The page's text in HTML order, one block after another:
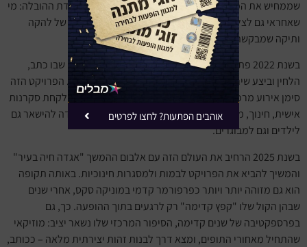
שממחיש את המעבר שלו לאורך השנים מעמדת הנגן לעמדת ההובלה: מי
שאחראי גם לצליל הכולל, לסדר העבודה ולתמונה הרחבה של להקה
ותיקה שמבקשת להישאר רלוונטית.
בשנת 2022 פתח פרק יצירתי חדש עם "אגדה חיה" – מיזם שבו כתב,
הלחין וביצע שירים שכל אחד מהם מוקדש לבעל חיים אחר. הפרויקט הזה
סימן אירוע מרכזי בחייו כי הוא לא רק אלבום, אלא תפיסה: לקחת סקרנות
אישית, חינוך, משפחה ואמנות, ולהפוך אותם ליצירה שנועדה להישאר גם
לילדים וגם למבוגרים.
בשנת 2025 הרחיב את העולם הזה עם אלבום ההמשך "אגדה חיה בעיר"
והמשיך להביא את הפרויקט לבמות ולמסגרות חינוכיות. באותה תקופה
הוא גם מזוהה יותר ויותר כפרפורמר קדמי במוניקה סקס, אחרי שנים
שבהן הקול שלו "קפץ קדימה" רק לרגעים בתוך ההופעה. כך, גם
בפרספקטיבה של שנים קדימה, הסיפור המרכזי שלו נשאר יציב: מוזיקאי
שהתחיל מאחורי התופים, ומצא דרך לבנות זהות יצירתית מלאה – ככותב,
אוהבים הפתעות? לחצו לפרטים